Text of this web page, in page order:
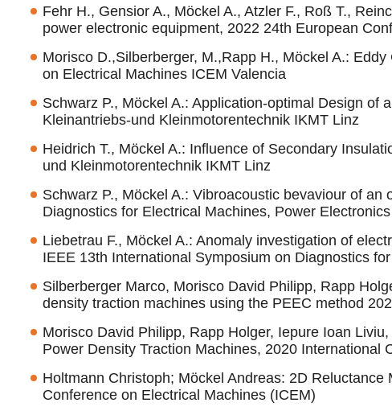
Fehr H., Gensior A., Möckel A., Atzler F., Roß T.,
power electronic equipment, 2022 24th European
Morisco D.,Silberberger, M.,Rapp H., Möckel A.:
on Electrical Machines ICEM Valencia
Schwarz P., Möckel A.: Application-optimal Design
Kleinantriebs-und Kleinmotorentechnik IKMT Linz
Heidrich T., Möckel A.: Influence of Secondary
und Kleinmotorentechnik IKMT Linz
Schwarz P., Möckel A.: Vibroacoustic bevaviour of
Diagnostics for Electrical Machines, Power
Liebetrau F., Möckel A.: Anomaly investigation of
IEEE 13th International Symposium on Diagnostics
Silberberger Marco, Morisco David Philipp, Rapp
density traction machines using the PEEC method
Morisco David Philipp, Rapp Holger, Iepure Ioan
Power Density Traction Machines, 2020 International
Holtmann Christoph; Möckel Andreas: 2D
Conference on Electrical Machines (ICEM)